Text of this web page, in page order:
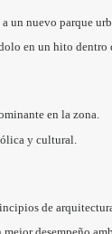
un nuevo parque
en un hito dentro
en la zona.
y cultural.
de